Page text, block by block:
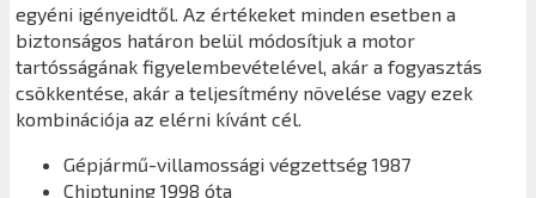
egyéni igényeidtől. Az értékeket minden esetben a
biztonságos határon belül módosítjuk a motor
tartósságának figyelembevételével, akár a fogyasztás
csökkentése, akár a teljesítmény növelése vagy ezek
kombinációja az elérni kívánt cél.
Gépjármű-villamossági végzettség 1987
Chiptuning 1998 óta